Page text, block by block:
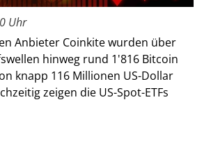
Uhr
Anbieter Coinkite wurden über
hinweg rund 1'816 Bitcoin
knapp 116 Millionen US-Dollar
zeigen die US-Spot-ETFs